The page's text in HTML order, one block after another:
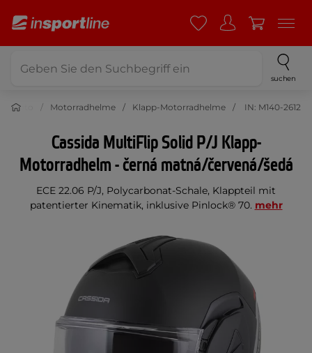
suchen
Moto Motorradhelme Klapp-Motorradhelme IN: M140-2612
Cassida MultiFlip Solid P/J Klapp-
Motorradhelm - černá matná/červená/šedá
ECE 22.06 P/J, Polycarbonat-Schale, Klappteil mit
patentierter Kinematik, inklusive Pinlock® 70. mehr